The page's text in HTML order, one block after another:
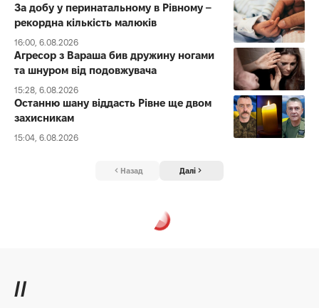
За добу у перинатальному в Рівному –
рекордна кількість малюків
16:00, 6.08.2026
Агресор з Вараша бив дружину ногами
та шнуром від подовжувача
15:28, 6.08.2026
Останню шану віддасть Рівне ще двом
захисникам
15:04, 6.08.2026
Назад Далі
Швидко наберуть вагу і будуть здорові: як правильно вирощувати бройлерів
здорові: як правильно